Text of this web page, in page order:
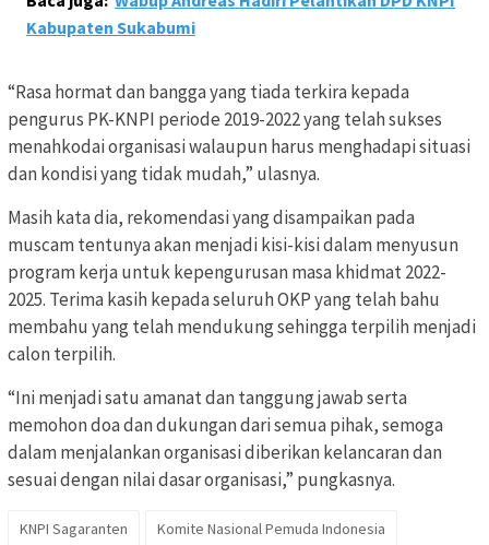
Kabupaten Sukabumi
“Rasa hormat dan bangga yang tiada terkira kepada
pengurus PK-KNPI periode 2019-2022 yang telah sukses
menahkodai organisasi walaupun harus menghadapi situasi
dan kondisi yang tidak mudah,” ulasnya.
Masih kata dia, rekomendasi yang disampaikan pada
muscam tentunya akan menjadi kisi-kisi dalam menyusun
program kerja untuk kepengurusan masa khidmat 2022-
2025. Terima kasih kepada seluruh OKP yang telah bahu
membahu yang telah mendukung sehingga terpilih menjadi
calon terpilih.
“Ini menjadi satu amanat dan tanggung jawab serta
memohon doa dan dukungan dari semua pihak, semoga
dalam menjalankan organisasi diberikan kelancaran dan
sesuai dengan nilai dasar organisasi,” pungkasnya.
KNPI Sagaranten Komite Nasional Pemuda Indonesia